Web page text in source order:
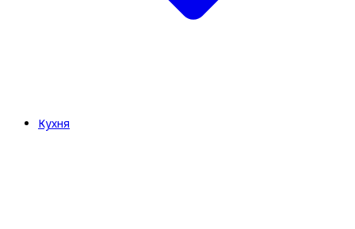
Кухня